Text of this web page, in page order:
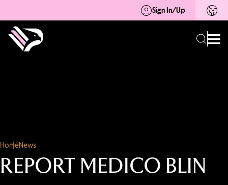
Sign In/Up
HomeNews
REPORT MEDICO BLIN